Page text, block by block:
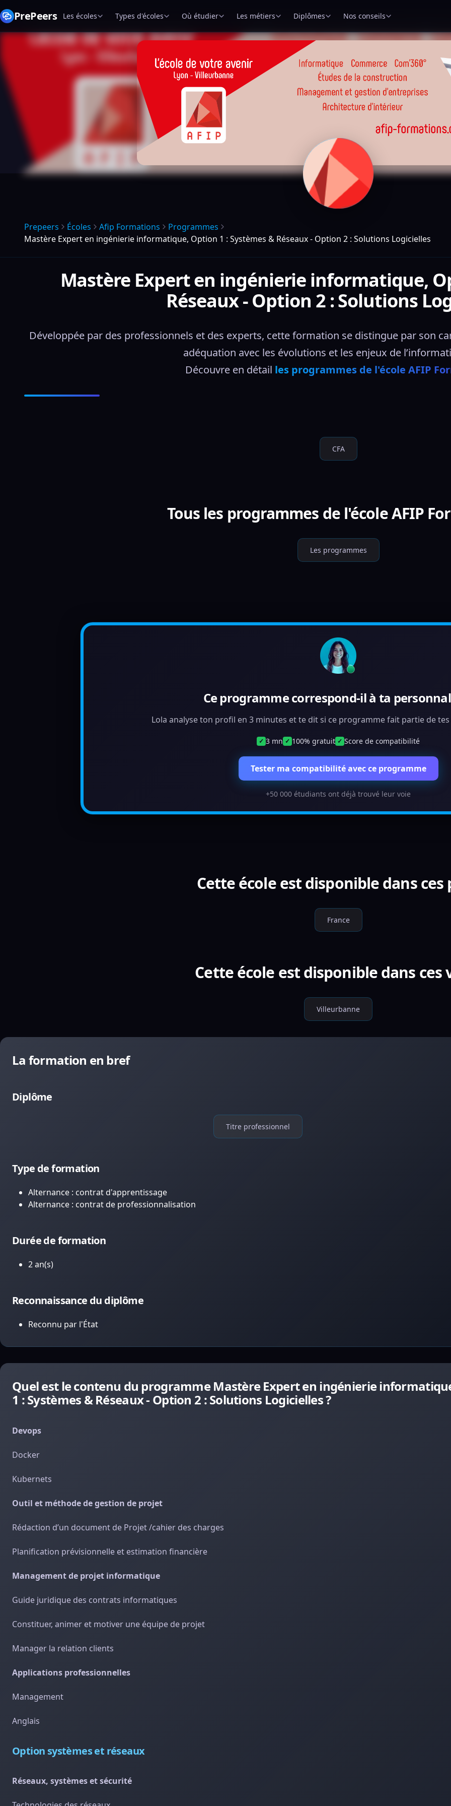
PrePeers Les écoles Types d'écoles Où étudier Les métiers Diplômes Nos conseils
Prepeers Écoles Afip Formations
Programmes
Mastère Expert en ingénierie informatique, Option 1 : Systèmes & Réseaux - Option 2 : Solutions Logicielles
Mastère Expert en ingénierie informatique,
Réseaux - Option 2 : Solutions
Développée par des professionnels et des experts, cette formation se distingue par son
adéquation avec les évolutions et les enjeux de
Découvre en détail les programmes de l'école AFIP
CFA
Tous les programmes de l'école AFIP
Les programmes
Ce programme correspond-il à ta
Lola analyse ton profil en 3 minutes et te dit si ce programme fait partie de tes
✓ 3 mn ✓ 100% gratuit ✓ Score de compatibilité
Tester ma compatibilité avec ce programme
+50 000 étudiants ont déjà trouvé leur voie
Cette école est disponible dans ces
France
Cette école est disponible dans ces
Villeurbanne
La formation en bref
Diplôme
Titre professionnel
Type de formation
Alternance : contrat d'apprentissage
Alternance : contrat de professionnalisation
Durée de formation
2 an(s)
Reconnaissance du diplôme
Reconnu par l'État
Quel est le contenu du programme Mastère Expert en ingénierie
1 : Systèmes & Réseaux - Option 2 : Solutions Logicielles ?
Devops
Docker
Kubernets
Outil et méthode de gestion de projet
Rédaction d’un document de Projet /cahier des charges
Planification prévisionnelle et estimation financière
Management de projet informatique
Guide juridique des contrats informatiques
Constituer, animer et motiver une équipe de projet
Manager la relation clients
Applications professionnelles
Management
Anglais
Option systèmes et réseaux
Réseaux, systèmes et sécurité